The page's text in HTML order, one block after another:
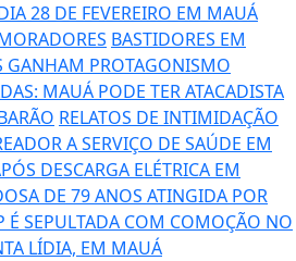
28 DE FEVEREIRO EM MAUÁ
BASTIDORES EM
GANHAM PROTAGONISMO
MAUÁ PODE TER ATACADISTA
RELATOS DE INTIMIDAÇÃO
A SERVIÇO DE SAÚDE EM
DESCARGA ELÉTRICA EM
DE 79 ANOS ATINGIDA POR
É SEPULTADA COM COMOÇÃO NO
LÍDIA, EM MAUÁ